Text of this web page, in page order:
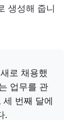
생성해 줍니
로 채용했
업무를 관
세 번째 달에
.